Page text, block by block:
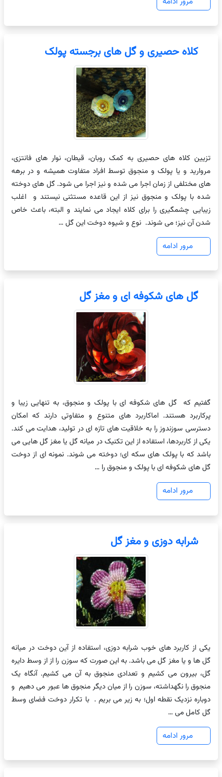
کلاه حصیری و گل های برجسته پولک
تزیین کلاه های حصیری به کمک روبان، قیطان، نوار های فانتزی،
مروارید و یا پولک و منجوق توسط افراد متفاوت همیشه و در برهه
های مختلفی از زمان اجرا می شده و نیز اجرا می شود. گل های دوخته
شده با پولک و منجوق نیز از این قاعده مستثنی نیستند و اغلب
زیبایی چشمگیری را برای کلاه ایجاد می نمایند و البته، باعث خاص
شدن آن نیز؛ می شوند. نوع و شیوه دوخت این گل …
مرور ادامه
گل های شکوفه ای و مغز گل
گفتیم که گل های شکوفه ای با پولک و منجوق، به تنهایی زیبا و
پرکاربرد هستند. اماکاربرد های متنوع و متفاوتی دارند که امکان
دسترسی سوزندوز را به خلاقیت های تازه ای در تولید، هدایت می کند.
یکی از کاربردها، استفاده از این تکنیک در میانه گل یا مغز گل هایی می
باشد که با پولک های سکه ای؛ دوخته می شوند. نمونه ای از دوخت
گل های شکوفه ای با پولک و منجوق را …
مرور ادامه
شرابه دوزی و مغز گل
یکی از کاربرد های خوب شرابه دوزی، استفاده از آین دوخت در میانه
گل ها و یا مغز گل می باشد. به این صورت که سوزن را از از وسط دایره
گل، بیرون می کشیم و تعدادی منجوق به آن می کشیم. آنگاه یک
منجوق را نگهداشته، سوزن را از میان دیگر منجوق ها عبور می دهیم و
دوباره نزدیک نقطه اول؛ به زیر می بریم . با تکرار دوخت فضای وسط
گل کامل می …
مرور ادامه